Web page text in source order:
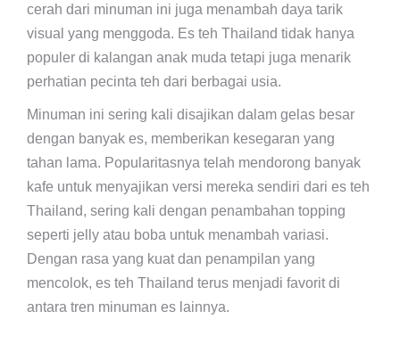
cerah dari minuman ini juga menambah daya tarik
visual yang menggoda. Es teh Thailand tidak hanya
populer di kalangan anak muda tetapi juga menarik
perhatian pecinta teh dari berbagai usia.
Minuman ini sering kali disajikan dalam gelas besar
dengan banyak es, memberikan kesegaran yang
tahan lama. Popularitasnya telah mendorong banyak
kafe untuk menyajikan versi mereka sendiri dari es teh
Thailand, sering kali dengan penambahan topping
seperti jelly atau boba untuk menambah variasi.
Dengan rasa yang kuat dan penampilan yang
mencolok, es teh Thailand terus menjadi favorit di
antara tren minuman es lainnya.